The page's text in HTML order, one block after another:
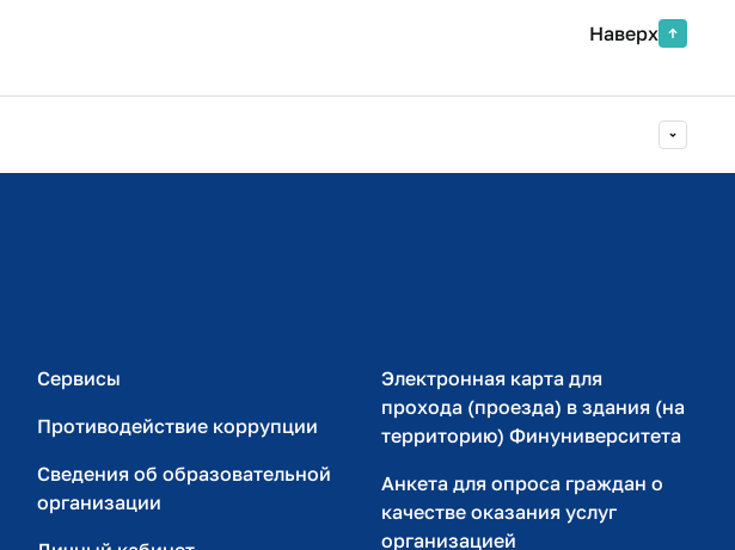
Наверх
Сервисы
Противодействие коррупции
Сведения об образовательной
организации
Электронная карта для
прохода (проезда) в здания (на
территорию) Финуниверситета
Анкета для опроса граждан о
качестве оказания услуг
организацией